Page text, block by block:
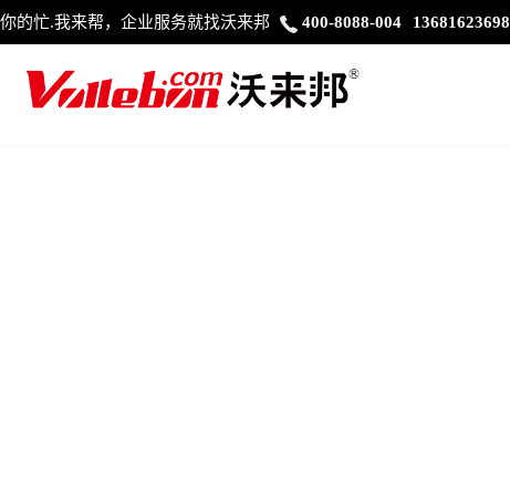
你的忙.我来帮，企业服务就找沃来邦 400-8088-004 13681623698